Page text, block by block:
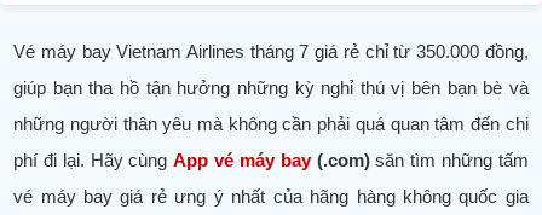
Vé máy bay Vietnam Airlines tháng 7 giá rẻ chỉ từ 350.000 đồng,
giúp bạn tha hồ tận hưởng những kỳ nghỉ thú vị bên bạn bè và
những người thân yêu mà không cần phải quá quan tâm đến chi
phí đi lại. Hãy cùngApp vé máy bay(.com)săn tìm những tấm
vé máy bay giá rẻ ưng ý nhất của hãng hàng không quốc gia